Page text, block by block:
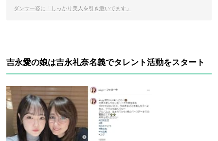
ダンサー姿に「しっかり美人を引き継いでます」
吉永愛の娘は吉永礼奈名義でタレント活動をスタート